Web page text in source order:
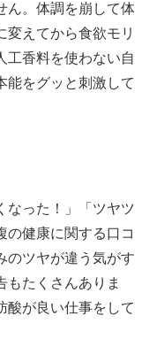
ん。体調を崩して体
変えてから食欲モリ
工香料を使わない自
能をグッと刺激して
なった！」「ツヤツ
の健康に関する口コ
のツヤが違う気がす
もたくさんありま
酸が良い仕事をして